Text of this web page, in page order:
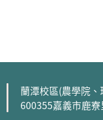
蘭潭校區(農學院
600355嘉義市鹿